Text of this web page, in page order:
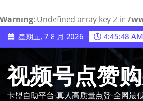
Warning: Undefined array key 2 in /
Skip
to
星期五, 7 8 月 2026 4:45:49 AM
视频号点赞
卡盟自助平台-真人高质量点赞-全网最